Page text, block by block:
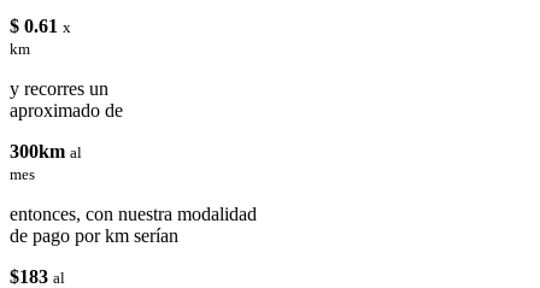
$ 0.61 x
km
y recorres un
aproximado de
300km al
mes
entonces, con nuestra modalidad
de pago por km serían
$183 al